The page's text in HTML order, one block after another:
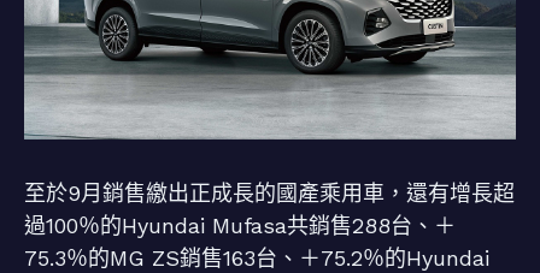
至於9月銷售繳出正成長的國產乘用車，還有增長超
過100％的Hyundai Mufasa共銷售288台、＋
75.3％的MG ZS銷售163台、＋75.2％的Hyundai